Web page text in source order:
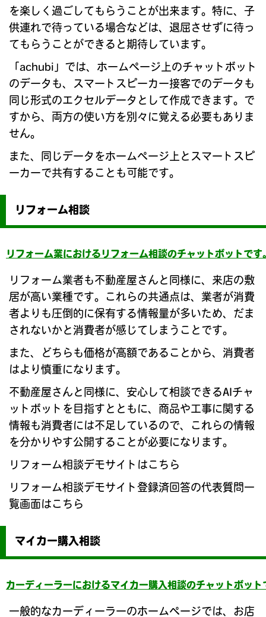
を楽しく過ごしてもらうことが出来ます。特に、子
供連れで待っている場合などは、退屈させずに待っ
てもらうことができると期待しています。
「achubi」では、ホームページ上のチャットボット
のデータも、スマートスピーカー接客でのデータも
同じ形式のエクセルデータとして作成できます。で
すから、両方の使い方を別々に覚える必要もありま
せん。
また、同じデータをホームページ上とスマートスピ
ーカーで共有することも可能です。
リフォーム相談
リフォーム業におけるリフォーム相談のチャットボットです
リフォーム業者も不動産屋さんと同様に、来店の敷
居が高い業種です。これらの共通点は、業者が消費
者よりも圧倒的に保有する情報量が多いため、だま
されないかと消費者が感じてしまうことです。
また、どちらも価格が高額であることから、消費者
はより慎重になります。
不動産屋さんと同様に、安心して相談できるAIチャ
ットボットを目指すとともに、商品や工事に関する
情報も消費者には不足しているので、これらの情報
を分かりやす公開することが必要になります。
リフォーム相談デモサイトはこちら
リフォーム相談デモサイト登録済回答の代表質問一
覧画面はこちら
マイカー購入相談
カーディーラーにおけるマイカー購入相談のチャットボット
一般的なカーディーラーのホームページでは、お店